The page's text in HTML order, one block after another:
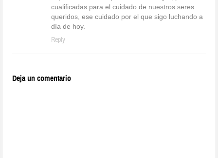
cualificadas para el cuidado de nuestros seres
queridos, ese cuidado por el que sigo luchando a
día de hoy.
Reply
Deja un comentario